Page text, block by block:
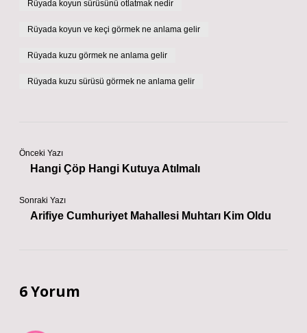
Rüyada koyun sürüsünü otlatmak nedir
Rüyada koyun ve keçi görmek ne anlama gelir
Rüyada kuzu görmek ne anlama gelir
Rüyada kuzu sürüsü görmek ne anlama gelir
Önceki Yazı
Hangi Çöp Hangi Kutuya Atılmalı
Sonraki Yazı
Arifiye Cumhuriyet Mahallesi Muhtarı Kim Oldu
6 Yorum